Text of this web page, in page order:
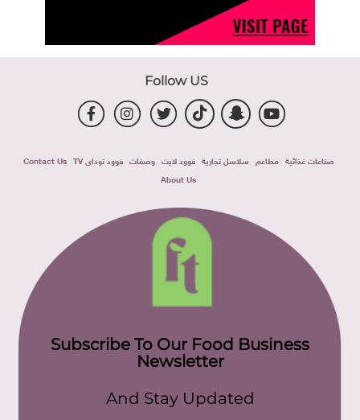
Follow US
صناعات غذائية مطاعم سلاسل تجارية فوود لايت وصفات فوود توداى TV
Contact Us
About Us
Subscribe To Our Food Business
Newsletter
And Stay Updated